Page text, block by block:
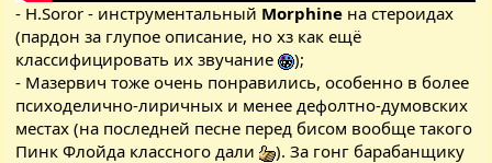
- H.Soror - инструментальный Morphine на стероидах
(пардон за глупое описание, но хз как ещё
классифицировать их звучание
);
- Мазервич тоже очень понравились, особенно в более
психоделично-лиричных и менее дефолтно-думовских
местах (на последней песне перед бисом вообще такого
Пинк Флойда классного дали
). За гонг барабанщику